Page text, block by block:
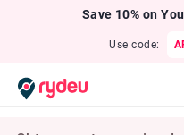
Save 10% on
Use code: